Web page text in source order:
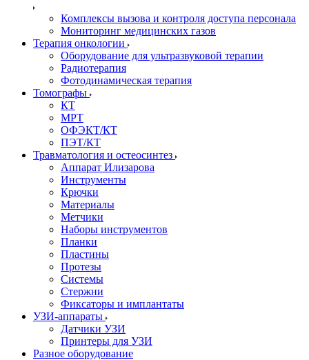
Комплексы вызова и контроля доступа персонала
Мониторинг медицинских газов
Терапия онкологии
Оборудование для ультразвуковой терапии
Радиотерапия
Фотодинамическая терапия
Томографы
КТ
МРТ
ОФЭКТ/КТ
ПЭТ/КТ
Травматология и остеосинтез
Аппарат Илизарова
Инструменты
Крючки
Материалы
Метчики
Наборы инструментов
Планки
Пластины
Протезы
Системы
Стержни
Фиксаторы и имплантаты
УЗИ-аппараты
Датчики УЗИ
Принтеры для УЗИ
Разное оборудование